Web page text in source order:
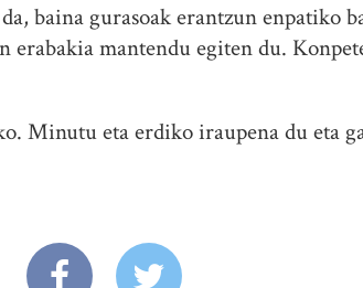
baina gurasoak erantzun enpatiko
erabakia mantendu egiten du.
Minutu eta erdiko iraupena du eta